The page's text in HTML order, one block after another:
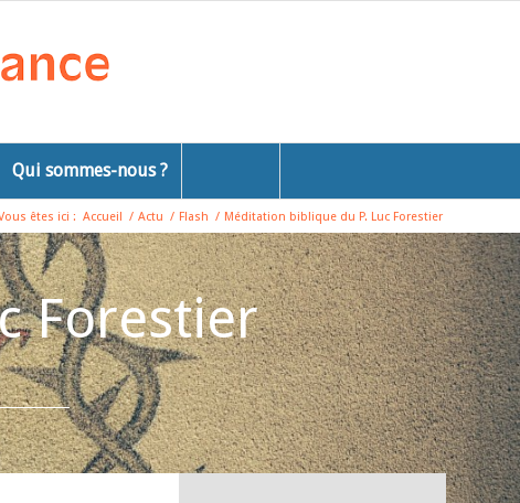
Qui sommes-nous ?
êtes ici : Accueil / Actu / Flash / Méditation biblique du P. Luc Forestier
Forestier